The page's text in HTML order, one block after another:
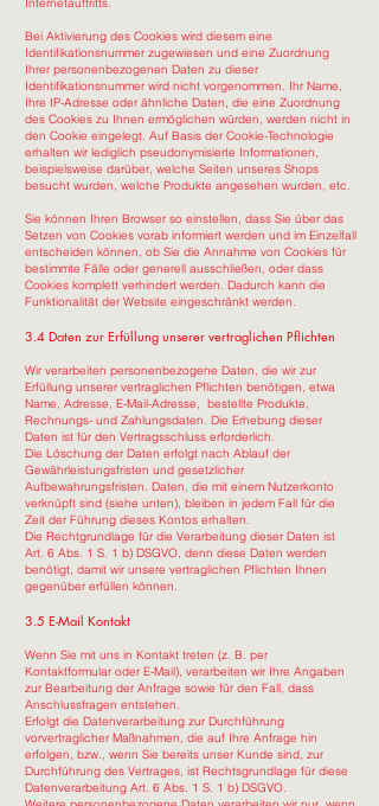
Bei Aktivierung des Cookies wird diesem eine
Identifikationsnummer zugewiesen und eine Zuordnung
Ihrer personenbezogenen Daten zu dieser
Identifikationsnummer wird nicht vorgenommen. Ihr Name,
Ihre IP-Adresse oder ähnliche Daten, die eine Zuordnung
des Cookies zu Ihnen ermöglichen würden, werden nicht in
den Cookie eingelegt. Auf Basis der Cookie-Technologie
erhalten wir lediglich pseudonymisierte Informationen,
beispielsweise darüber, welche Seiten unseres Shops
besucht wurden, welche Produkte angesehen wurden, etc.
Sie können Ihren Browser so einstellen, dass Sie über das
Setzen von Cookies vorab informiert werden und im Einzelfall
entscheiden können, ob Sie die Annahme von Cookies für
bestimmte Fälle oder generell ausschließen, oder dass
Cookies komplett verhindert werden. Dadurch kann die
Funktionalität der Website eingeschränkt werden.
3.4 Daten zur Erfüllung unserer vertraglichen Pflichten
Wir verarbeiten personenbezogene Daten, die wir zur
Erfüllung unserer vertraglichen Pflichten benötigen, etwa
Name, Adresse, E-Mail-Adresse, bestellte Produkte,
Rechnungs- und Zahlungsdaten. Die Erhebung dieser
Daten ist für den Vertragsschluss erforderlich.
Die Löschung der Daten erfolgt nach Ablauf der
Gewährleistungsfristen und gesetzlicher
Aufbewahrungsfristen. Daten, die mit einem Nutzerkonto
verknüpft sind (siehe unten), bleiben in jedem Fall für die
Zeit der Führung dieses Kontos erhalten.
Die Rechtgrundlage für die Verarbeitung dieser Daten ist
Art. 6 Abs. 1 S. 1 b) DSGVO, denn diese Daten werden
benötigt, damit wir unsere vertraglichen Pflichten Ihnen
gegenüber erfüllen können.
3.5 E-Mail Kontakt
Wenn Sie mit uns in Kontakt treten (z. B. per
Kontaktformular oder E-Mail), verarbeiten wir Ihre Angaben
zur Bearbeitung der Anfrage sowie für den Fall, dass
Anschlussfragen entstehen.
Erfolgt die Datenverarbeitung zur Durchführung
vorvertraglicher Maßnahmen, die auf Ihre Anfrage hin
erfolgen, bzw., wenn Sie bereits unser Kunde sind, zur
Durchführung des Vertrages, ist Rechtsgrundlage für diese
Datenverarbeitung Art. 6 Abs. 1 S. 1 b) DSGVO.